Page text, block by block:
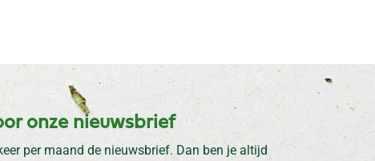
onze nieuwsbrief
per maand de nieuwsbrief. Dan ben je altijd